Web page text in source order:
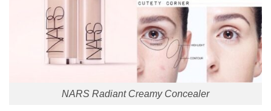
NARS Radiant Creamy Concealer